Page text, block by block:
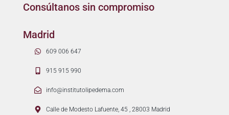
Consúltanos sin compromiso
Madrid
609 006 647
915 915 990
info@institutolipedema.com
Calle de Modesto Lafuente, 45 , 28003 Madrid